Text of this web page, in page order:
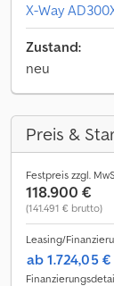
X-Way
Zustand:
neu
Preis &
Festpreis zzgl.
118.900 €
(141.491 € brutto)
Leasing/
ab 1.724,05 €